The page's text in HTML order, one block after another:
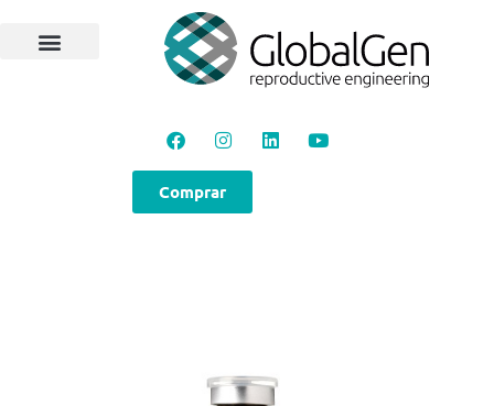
Comprar